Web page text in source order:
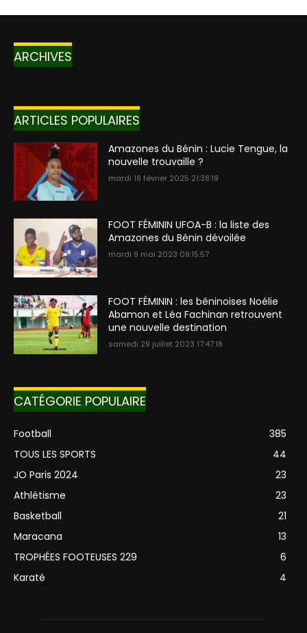
ARCHIVES
ARTICLES POPULAIRES
Amazones du Bénin : Lucie Tengue, la
nouvelle trouvaille ?
mardi 18 février 2025 21:38:19
FOOT FÉMININ UFOA-B : la liste des
Amazones du Bénin dévoilée
mardi 9 mai 2023 09:15:57
FOOT FÉMININ : les béninoises Noélie
Abamon et Léa Fachinan retrouvent
une nouvelle destination
samedi 29 juillet 2023 17:47:18
CATÉGORIE POPULAIRE
Football
385
TOUS LES SPORTS
44
JO Paris 2024
23
Athlétisme
23
Basketball
21
Maracana
13
TROPHÉES FOOTEUSES 229
6
Karaté
4